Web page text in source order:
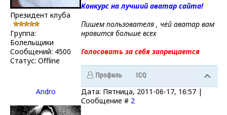
Президент клуба
Группа:
Болельщики
Сообщений: 4500
Статус: Offline
Конкурс на лучший аватар сайта!
Пишем пользователя , чей аватар вам
нравится больше всех
Голосовать за себя запрещается
Andro
Дата: Пятница, 2011-06-17, 16:57 |
Сообщение # 2